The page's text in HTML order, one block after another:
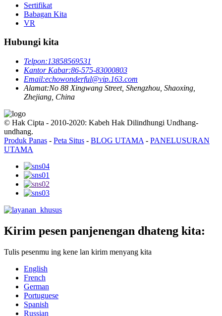
Sertifikat
Babagan Kita
VR
Hubungi kita
Telpon:13858569531
Kantor Kabar:86-575-83000803
Email:echowonderful@vip.163.com
Alamat:No 88 Xingwang Street, Shengzhou, Shaoxing,
Zhejiang, China
© Hak Cipta - 2010-2020: Kabeh Hak Dilindhungi Undhang-
undhang.
Produk Panas - Peta Situs - BLOG UTAMA - PANELUSURAN
UTAMA
Kirim pesen panjenengan dhateng kita:
Tulis pesenmu ing kene lan kirim menyang kita
English
French
German
Portuguese
Spanish
Russian